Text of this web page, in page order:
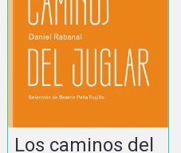
Los caminos del